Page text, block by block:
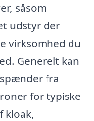
såsom
udstyr der
virksomhed du
Generelt kan
fra
for typiske
kloak,